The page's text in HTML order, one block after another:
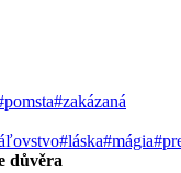
#zakázaná
#láska#mágia
důvěra